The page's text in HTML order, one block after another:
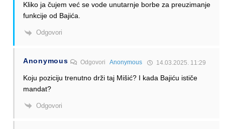
Kliko ja čujem već se vode unutarnje borbe za preuzimanje
funkcije od Bajića.
Odgovori
Anonymous OdgovoriAnonymous 14.03.2025. 11:29
Koju poziciju trenutno drži taj Mišić? I kada Bajiću ističe
mandat?
Odgovori